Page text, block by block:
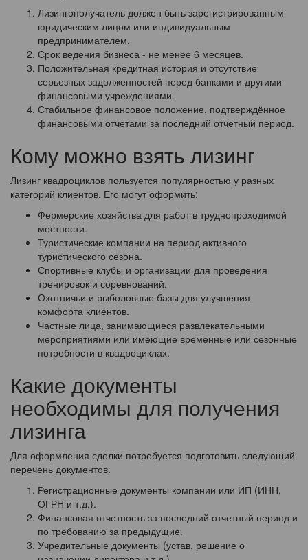
Лизингополучатель должен быть зарегистрированным
юридическим лицом или индивидуальным
предпринимателем.
Срок ведения бизнеса - не менее 6 месяцев.
Положительная кредитная история и отсутствие
серьезных задолженностей перед банками и другими
финансовыми учреждениями.
Стабильное финансовое положение, подтверждённое
финансовыми отчетами за последний отчетный период.
Кому можно взять лизинг
Лизинг квадроциклов пользуется популярностью у разных
категорий клиентов. Его могут оформить:
Фермерские хозяйства для работ в труднопроходимой
местности.
Туристические компании на период активного
туристического сезона.
Спортивные клубы и организации для проведения
тренировок и соревнований.
Охотничьи и рыболовные базы для улучшения
комфорта клиентов.
Частные лица, занимающиеся развлекательными
мероприятиями или имеющие временные или сезонные
потребности в квадроциклах.
Какие документы
необходимы для получения
лизинга
Для оформления сделки потребуется подготовить следующий
перечень документов:
Регистрационные документы компании или ИП (ИНН,
ОГРН и т.д.).
Финансовая отчетность за последний отчетный период и
по требованию за предыдущие.
Учредительные документы (устав, решение о